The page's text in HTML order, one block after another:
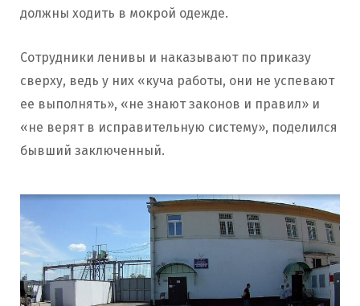
должны ходить в мокрой одежде.
Сотрудники ленивы и наказывают по приказу
сверху, ведь у них «куча работы, они не успевают
ее выполнять», «не знают законов и правил» и
«не верят в исправительную систему», поделился
бывший заключенный.